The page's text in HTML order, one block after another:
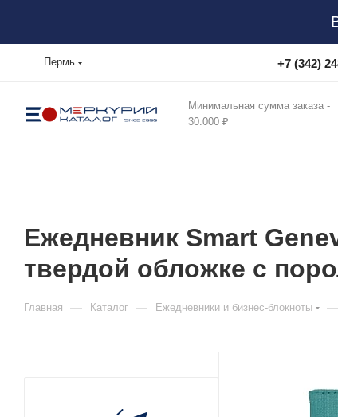
Пермь +7 (342)
Минимальная сумма заказа -
30.000 ₽
Ежедневник Smart
твердой обложке с
Главная — Каталог — Ежедневники и бизнес-блокноты —